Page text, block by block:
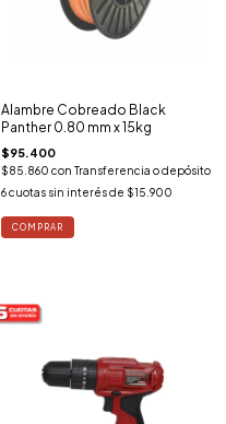
Alambre Cobreado Black
Panther 0.80 mm x 15kg
$95.400
$85.860 con Transferencia o depósito
6 cuotas sin interés de $15.900